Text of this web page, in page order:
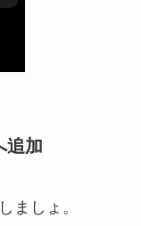
追加
ましょ。